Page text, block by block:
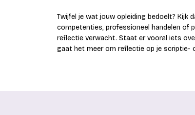
Twijfel je wat jouw opleiding bedoelt? Kijk
competenties, professioneel handelen of
reflectie verwacht. Staat er vooral iets
gaat het meer om reflectie op je scriptie-